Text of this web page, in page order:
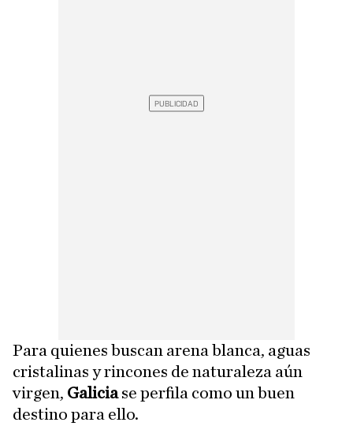
Para quienes buscan arena blanca, aguas
cristalinas y rincones de naturaleza aún
virgen, Galiciase perfila como un buen
destino para ello.